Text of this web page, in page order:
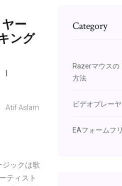
ー
ング
Atif Aslam
ジックは歌
ティスト
Category
Razerマウスの
方法
ビデオプレー
EAフォームフ